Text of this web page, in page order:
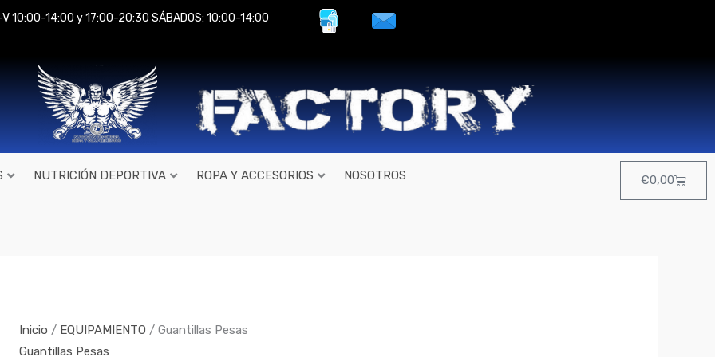
V 10:00-14:00 y 17:00-20:30 SÁBADOS: 10:00-14:00
NUTRICIÓN DEPORTIVA ROPA Y ACCESORIOS NOSOTROS €0,00Cart
Inicio / EQUIPAMIENTO / Guantillas Pesas
Guantillas Pesas